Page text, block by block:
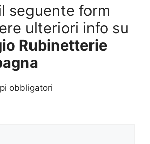
seguente form
ulteriori info su
Rubinetterie
obbligatori